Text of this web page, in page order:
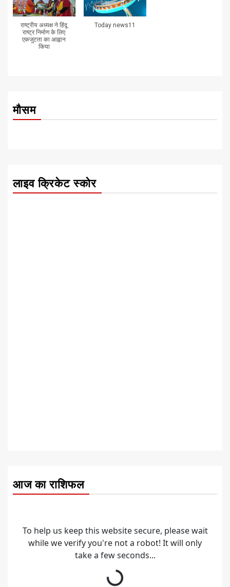
राष्ट्रीय अध्यक्ष ने हिंदू
राष्ट्र निर्माण के लिए
एकजुटता का आह्वान
किया
Today news11
मौसम
लाइव क्रिकेट स्कोर
आज का राशिफल